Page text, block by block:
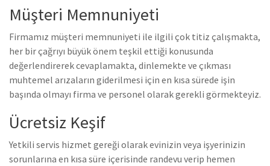
Müşteri Memnuniyeti
Firmamız müşteri memnuniyeti ile ilgili çok titiz çalışmakta,
her bir çağrıyı büyük önem teşkil ettiği konusunda
değerlendirerek cevaplamakta, dinlemekte ve çıkması
muhtemel arızaların giderilmesi için en kısa sürede işin
başında olmayı firma ve personel olarak gerekli görmekteyiz.
Ücretsiz Keşif
Yetkili servis hizmet gereği olarak evinizin veya işyerinizin
sorunlarına en kısa süre içerisinde randevu verip hemen